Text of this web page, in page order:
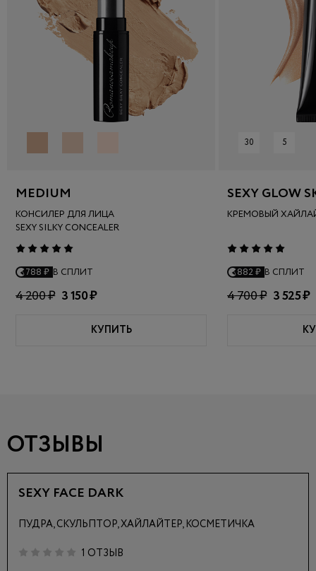
MEDIUM
КОНСИЛЕР ДЛЯ ЛИЦА
SEXY SILKY CONCEALER
788 ₽ В СПЛИТ
4 200 ₽ 3 150 ₽
КУПИТЬ
30 5
SEXY GLOW
КРЕМОВЫЙ
882 ₽ В СПЛИТ
4 700 ₽ 3 525 ₽
ОТЗЫВЫ
SEXY FACE DARK
ПУДРА, СКУЛЬПТОР, ХАЙЛАЙТЕР, КОСМЕТИЧКА
1 ОТЗЫВ